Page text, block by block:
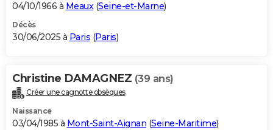
04/10/1966 à Meaux(Seine-et-Marne)
Décès
30/06/2025 à Paris (Paris)
Christine DAMAGNEZ (39 ans)
Créer une cagnotte obsèques
Naissance
03/04/1985 à Mont-Saint-Aignan (Seine-Maritime)